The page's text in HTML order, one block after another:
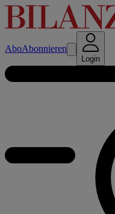
AboAbonnieren
Login